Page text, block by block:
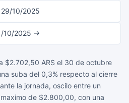
10/2025
10/2025 →
$2.702,50 ARS el 30 de octubre
suba del 0,3% respecto al cierre
la jornada, oscilo entre un
de $2.800,00, con una